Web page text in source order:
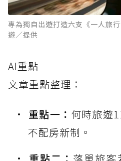
專為獨自出遊打造六支《一人旅
遊／提供
AI重點
文章重點整理：
重點一： 何時旅遊
不配房新制。
重點二： 落單旅客